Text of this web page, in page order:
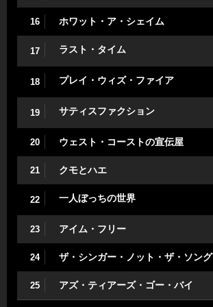
16 ホワット・ア・シェイム
17 ラスト・タイム
18 プレイ・ウィズ・ファイア
19 サティスファクション
20 ウェスト・コーストの宣伝屋
21 クモとハエ
22 一人ぼっちの世界
23 アイム・フリー
24 ザ・シンガー・ノット・ザ・ソング
25 アズ・ティアーズ・ゴー・バイ